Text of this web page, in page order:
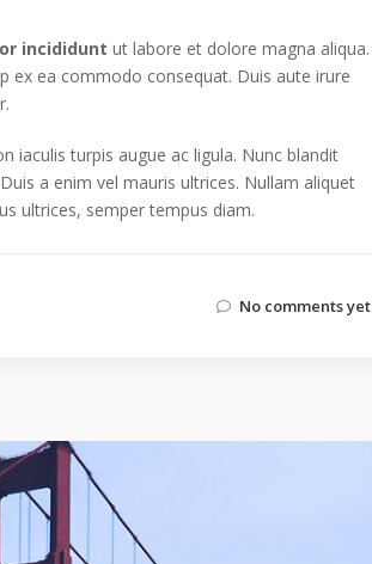
incididunt ut labore et dolore magna aliqua.
ex ea commodo consequat. Duis aute irure
iaculis turpis augue ac ligula. Nunc blandit
a enim vel mauris ultrices. Nullam aliquet
ultrices, semper tempus diam.
No comments yet